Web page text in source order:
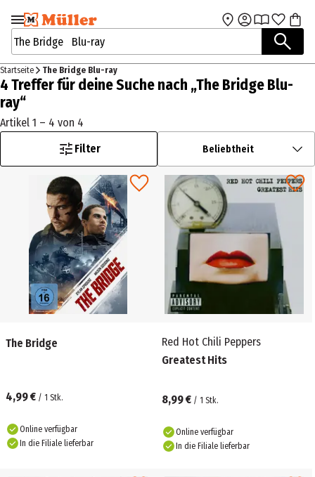
Zur Navigation
springen
Zum Hauptinhalt
Suchbegriffe / Artikelnummer
Startseite The Bridge Blu-ray
4 Treffer für deine Suche nach „The Bridge Blu-
ray“
Artikel 1 – 4 von 4
Filter
Beliebtheit
The Bridge
4,99 € / 1 Stk.
Online verfügbar
In die Filiale lieferbar
Red Hot Chili Peppers
Greatest Hits
8,99 € / 1 Stk.
Online verfügbar
In die Filiale lieferbar